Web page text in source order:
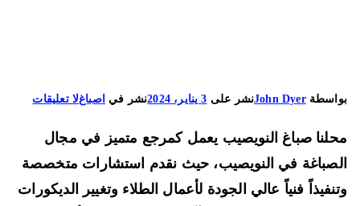
John Dyerنشر على3 يناير، 2024 نشر في اصباغلا تعليقاتعلى
النويصيب
66225922
تلوين
صباغ النويصيب يعمل كمرجع متميز في مجال
في النويصيب، حيث نقدم استشارات متخصصة
فنياً عالي الجودة لأعمال الطلاء وتغيير الديكورات